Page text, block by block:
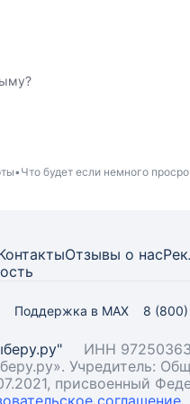
Что будет если немного
Отзывы о нас
Поддержка в MAX 8
ИНН
Учредитель:
присвоенный
соглашение